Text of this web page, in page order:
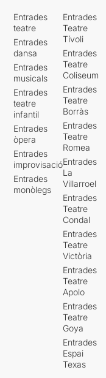
Entrades
teatre
Entrades
dansa
Entrades
musicals
Entrades
teatre
infantil
Entrades
òpera
Entrades
improvisació
Entrades
monòlegs
Entrades
Teatre
Tívoli
Entrades
Teatre
Coliseum
Entrades
Teatre
Borràs
Entrades
Teatre
Romea
Entrades
La
Villarroel
Entrades
Teatre
Condal
Entrades
Teatre
Victòria
Entrades
Teatre
Apolo
Entrades
Teatre
Goya
Entrades
Espai
Texas